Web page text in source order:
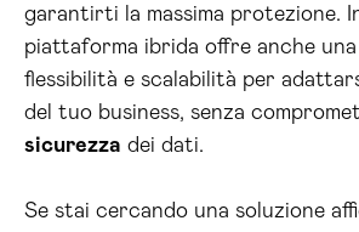
garantirti la massima protezione.
piattaforma ibrida offre anche
flessibilità e scalabilità per
del tuo business, senza
sicurezza dei dati.
Se stai cercando una soluzione